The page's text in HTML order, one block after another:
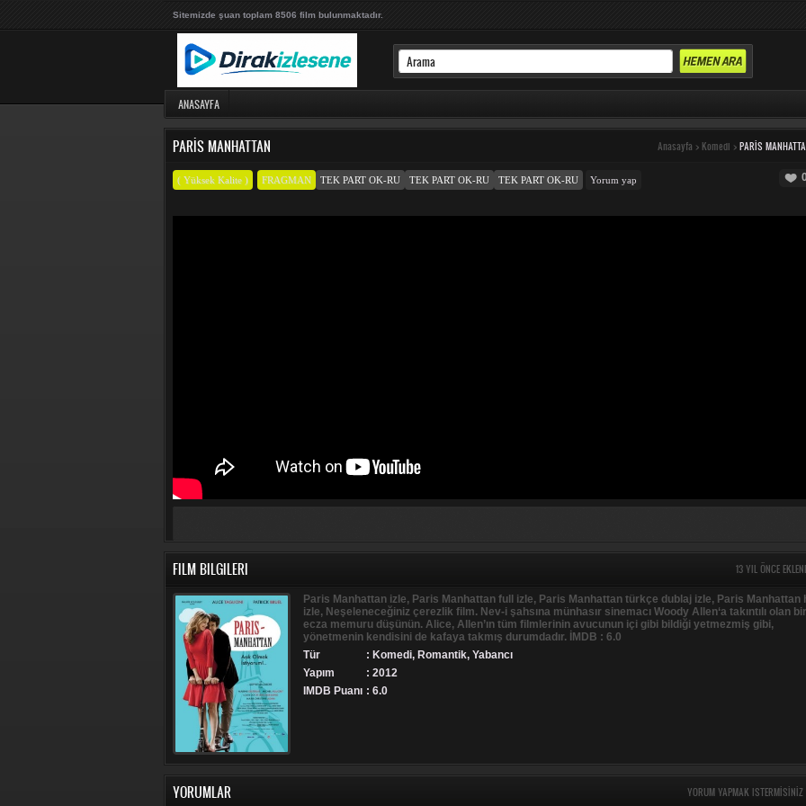
Sitemizde şuan toplam 8506 film bulunmaktadır.
ANASAYFA
PARIS MANHATTAN Anasayfa > Komedi > PARIS
( Yüksek Kalite ) FRAGMAN TEK PART OK-RU TEK PART OK-RU TEK PART OK-RU Yorum yap
FILM BILGILERI 13 YIL ÖNCE
Paris Manhattan izle, Paris Manhattan full izle, Paris Manhattan türkçe dublaj izle, Paris Manhattan
izle, Neşeleneceğiniz çerezlik film. Nev-i şahsına münhasır sinemacı Woody Allen‘a takıntılı olan bir
ecza memuru düşünün. Alice, Allen’ın tüm filmlerinin avucunun içi gibi bildiği yetmezmiş gibi,
yönetmenin kendisini de kafaya takmış durumdadır. İMDB : 6.0
Tür
: Komedi, Romantik, Yabancı
Yapım
: 2012
IMDB Puanı : 6.0
YORUMLAR YORUM YAPMAK